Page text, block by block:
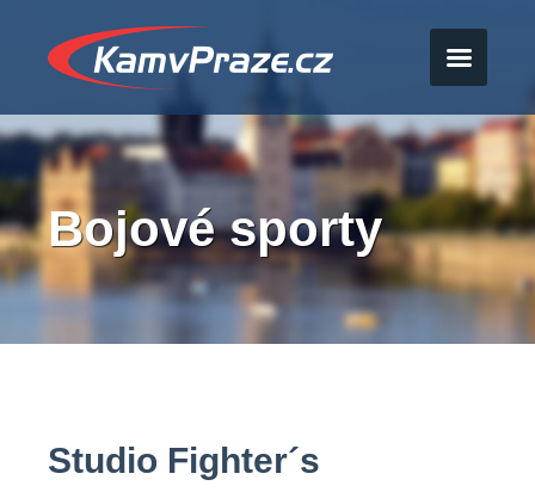
Bojové sporty
Studio Fighter´s